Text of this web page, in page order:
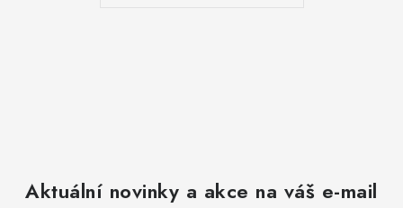
Aktuální novinky a akce na váš e-mail